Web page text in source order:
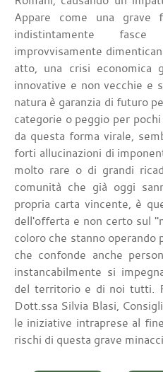
Appare come una grave
indistintamente
improvvisamente
atto, una crisi economica
innovative e non vecchie e
natura è garanzia di futuro
categorie o peggio per
da questa forma virale,
forti allucinazioni di
molto rare o di grandi
comunità che già oggi
propria carta vincente, è
dell'offerta e non certo sul
coloro che stanno operando
che confonde anche
instancabilmente si
del territorio e di noi tutti.
Dott.ssa Silvia Blasi,
le iniziative intraprese al
rischi di questa grave